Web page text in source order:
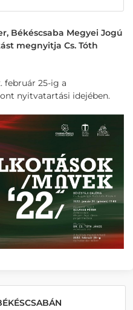
Békéscsaba Megyei Jogú
megnyitja Cs. Tóth
február 25-ig a
nyitvatartási idejében.